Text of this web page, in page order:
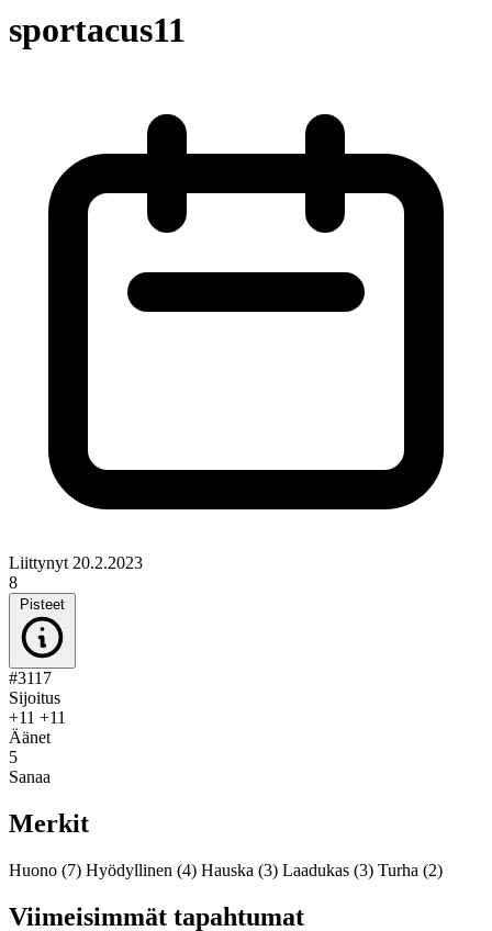
sportacus11
Liittynyt 20.2.2023
8
Pisteet
#3117
Sijoitus
+11 +11
Äänet
5
Sanaa
Merkit
Huono (7) Hyödyllinen (4) Hauska (3) Laadukas (3) Turha (2)
Viimeisimmät tapahtumat